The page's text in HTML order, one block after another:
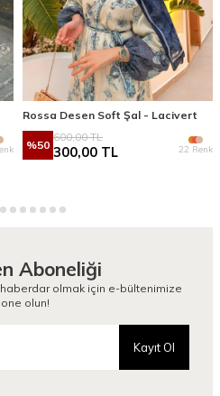
Rossa Desen Soft Şal - Lacivert
%50
600,00TL
300,00 TL 22 Renk
Aboneliği
olmak için e-bültenimize
olun!
Kayıt Ol